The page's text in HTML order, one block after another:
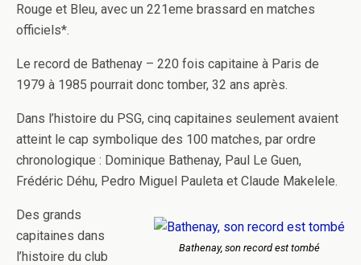
Rouge et Bleu, avec un 221eme brassard en matches
officiels*.
Le record de Bathenay – 220 fois capitaine à Paris de
1979 à 1985 pourrait donc tomber, 32 ans après.
Dans l’histoire du PSG, cinq capitaines seulement avaient
atteint le cap symbolique des 100 matches, par ordre
chronologique : Dominique Bathenay, Paul Le Guen,
Frédéric Déhu, Pedro Miguel Pauleta et Claude Makelele.
Bathenay, son record est tombé
Des grands
capitaines dans
l’histoire du club